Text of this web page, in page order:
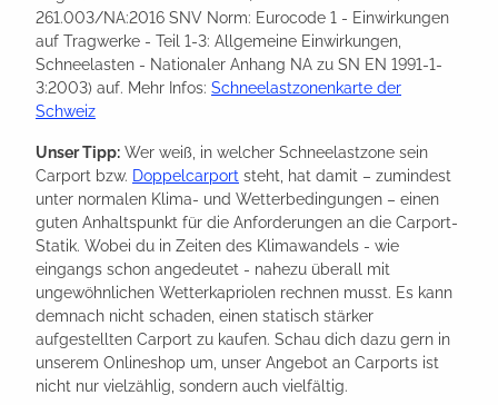
261.003/NA:2016 SNV Norm: Eurocode 1 - Einwirkungen
auf Tragwerke - Teil 1-3: Allgemeine Einwirkungen,
Schneelasten - Nationaler Anhang NA zu SN EN 1991-1-
3:2003) auf. Mehr Infos: Schneelastzonenkarte der
Schweiz
Unser Tipp: Wer weiß, in welcher Schneelastzone sein
Carport bzw. Doppelcarport steht, hat damit – zumindest
unter normalen Klima- und Wetterbedingungen – einen
guten Anhaltspunkt für die Anforderungen an die Carport-
Statik. Wobei du in Zeiten des Klimawandels - wie
eingangs schon angedeutet - nahezu überall mit
ungewöhnlichen Wetterkapriolen rechnen musst. Es kann
demnach nicht schaden, einen statisch stärker
aufgestellten Carport zu kaufen. Schau dich dazu gern in
unserem Onlineshop um, unser Angebot an Carports ist
nicht nur vielzählig, sondern auch vielfältig.